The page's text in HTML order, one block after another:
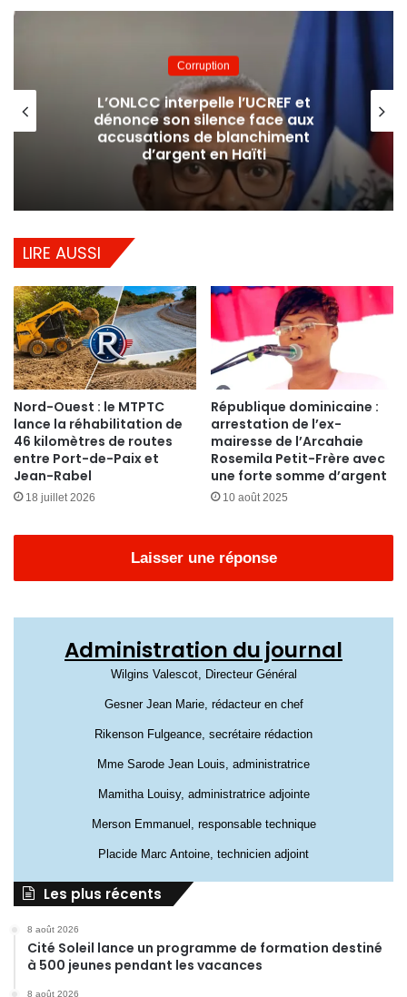
Éducation
Baccalauréat 2026 : le CONEHQ
accuse l’État d’échecs majeurs
l’organisation des examens
LIRE AUSSI
Nord-Ouest : le MTPTC
lance la réhabilitation de
46 kilomètres de routes
entre Port-de-Paix et
Jean-Rabel
18 juillet 2026
République dominicaine :
arrestation de l’ex-
mairesse de l’Arcahaie
Rosemila Petit-Frère avec
une forte somme d’argent
10 août 2025
Laisser une réponse
Administration du journal
Wilgins Valescot, Directeur Général
Gesner Jean Marie, rédacteur en chef
Rikenson Fulgeance, secrétaire rédaction
Mme Sarode Jean Louis, administratrice
Mamitha Louisy, administratrice adjointe
Merson Emmanuel, responsable technique
Placide Marc Antoine, technicien adjoint
Les plus récents
8 août 2026
Cité Soleil lance un programme de formation destiné
à 500 jeunes pendant les vacances
8 août 2026